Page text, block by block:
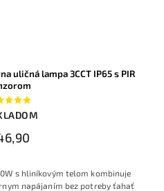
uličná lampa 3CCT IP65 s PIR
s hliníkovým telom kombinuje
napájaním bez potreby ťahať